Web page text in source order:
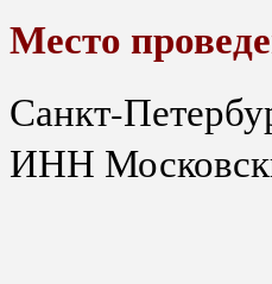
Место
Санкт-
ИНН